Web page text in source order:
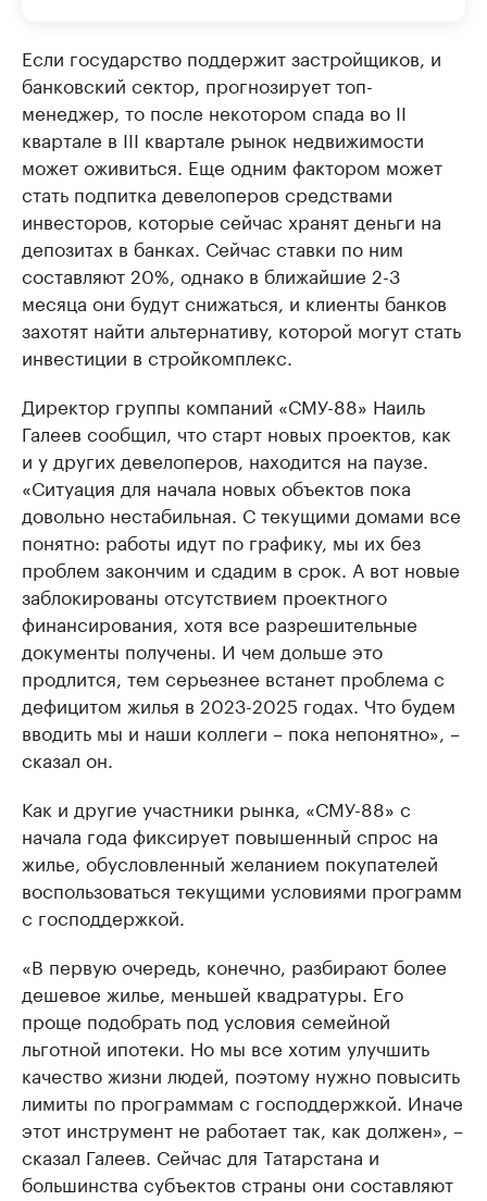
Если государство поддержит застройщиков, и
банковский сектор, прогнозирует топ-
менеджер, то после некотором спада во II
квартале в III квартале рынок недвижимости
может оживиться. Еще одним фактором может
стать подпитка девелоперов средствами
инвесторов, которые сейчас хранят деньги на
депозитах в банках. Сейчас ставки по ним
составляют 20%, однако в ближайшие 2-3
месяца они будут снижаться, и клиенты банков
захотят найти альтернативу, которой могут стать
инвестиции в стройкомплекс.
Директор группы компаний «СМУ-88» Наиль
Галеев сообщил, что старт новых проектов, как
и у других девелоперов, находится на паузе.
«Ситуация для начала новых объектов пока
довольно нестабильная. С текущими домами все
понятно: работы идут по графику, мы их без
проблем закончим и сдадим в срок. А вот новые
заблокированы отсутствием проектного
финансирования, хотя все разрешительные
документы получены. И чем дольше это
продлится, тем серьезнее встанет проблема с
дефицитом жилья в 2023-2025 годах. Что будем
вводить мы и наши коллеги – пока непонятно», –
сказал он.
Как и другие участники рынка, «СМУ-88» с
начала года фиксирует повышенный спрос на
жилье, обусловленный желанием покупателей
воспользоваться текущими условиями программ
с господдержкой.
«В первую очередь, конечно, разбирают более
дешевое жилье, меньшей квадратуры. Его
проще подобрать под условия семейной
льготной ипотеки. Но мы все хотим улучшить
качество жизни людей, поэтому нужно повысить
лимиты по программам с господдержкой. Иначе
этот инструмент не работает так, как должен», –
сказал Галеев. Сейчас для Татарстана и
большинства субъектов страны они составляют